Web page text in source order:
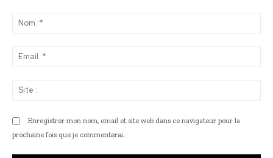
Enregistrer mon nom, email et site web dans ce navigateur pour la
prochaine fois que je commenterai.